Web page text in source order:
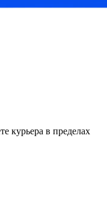
курьера в пределах